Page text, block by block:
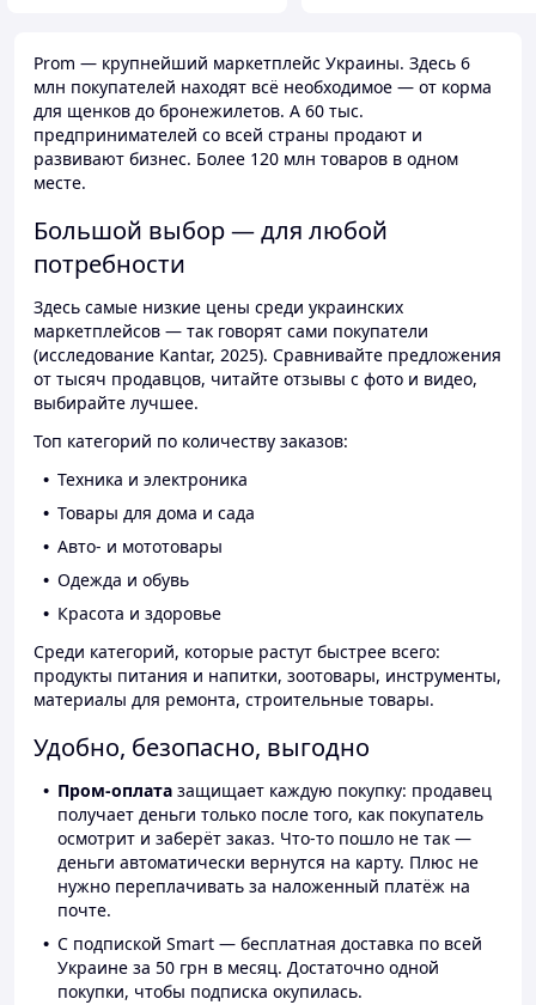
Prom — крупнейший маркетплейс Украины. Здесь 6
млн покупателей находят всё необходимое — от корма
для щенков до бронежилетов. А 60 тыс.
предпринимателей со всей страны продают и
развивают бизнес. Более 120 млн товаров в одном
месте.
Большой выбор — для любой
потребности
Здесь самые низкие цены среди украинских
маркетплейсов — так говорят сами покупатели
(исследование Kantar, 2025). Сравнивайте предложения
от тысяч продавцов, читайте отзывы с фото и видео,
выбирайте лучшее.
Топ категорий по количеству заказов:
Техника и электроника
Товары для дома и сада
Авто- и мототовары
Одежда и обувь
Красота и здоровье
Среди категорий, которые растут быстрее всего:
продукты питания и напитки, зоотовары, инструменты,
материалы для ремонта, строительные товары.
Удобно, безопасно, выгодно
Пром-оплата защищает каждую покупку: продавец
получает деньги только после того, как покупатель
осмотрит и заберёт заказ. Что-то пошло не так —
деньги автоматически вернутся на карту. Плюс не
нужно переплачивать за наложенный платёж на
почте.
С подпиской Smart — бесплатная доставка по всей
Украине за 50 грн в месяц. Достаточно одной
покупки, чтобы подписка окупилась.